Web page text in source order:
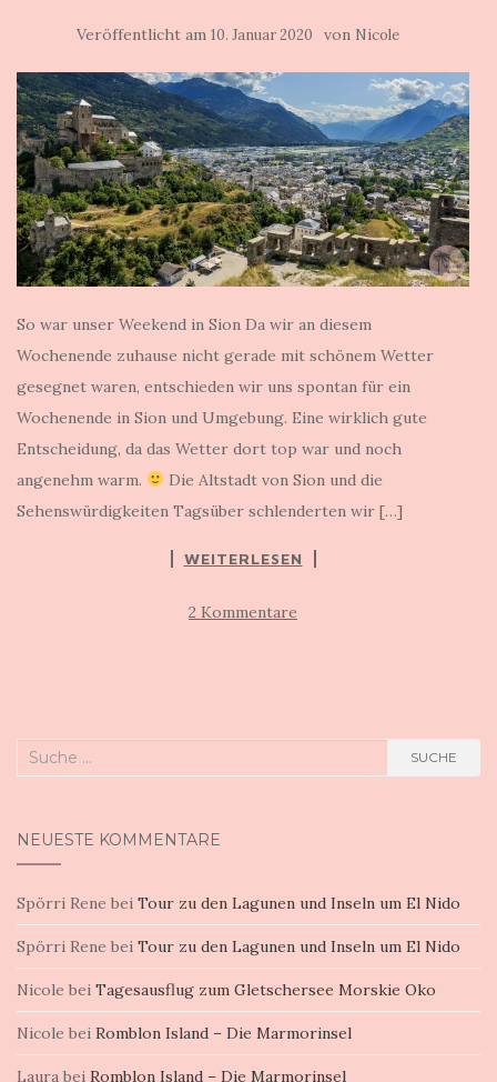
Veröffentlicht am 10. Januar 2020 von Nicole
So war unser Weekend in Sion Da wir an diesem
Wochenende zuhause nicht gerade mit schönem Wetter
gesegnet waren, entschieden wir uns spontan für ein
Wochenende in Sion und Umgebung. Eine wirklich gute
Entscheidung, da das Wetter dort top war und noch
angenehm warm.
Die Altstadt von Sion und die
Sehenswürdigkeiten Tagsüber schlenderten wir […]
WEITERLESEN
2 Kommentare
Suche
SUCHE
NEUESTE KOMMENTARE
Spörri Rene bei Tour zu den Lagunen und Inseln um El Nido
Spörri Rene bei Tour zu den Lagunen und Inseln um El Nido
Nicole bei Tagesausflug zum Gletschersee Morskie Oko
Nicole bei Romblon Island – Die Marmorinsel
Laura bei Romblon Island – Die Marmorinsel